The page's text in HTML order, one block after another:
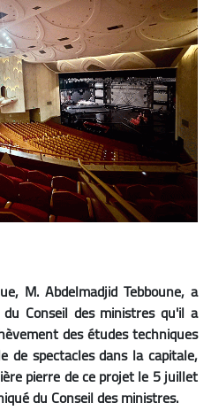
M. Abdelmadjid Tebboune, a
Conseil des ministres qu'il a
des études techniques
de spectacles dans la capitale,
pierre de ce projet le 5 juillet
du Conseil des ministres.